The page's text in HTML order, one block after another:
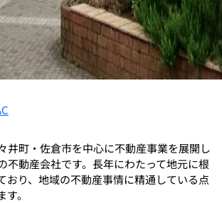
井町・佐倉市を中心に不動産事業を展開し
不動産会社です。長年にわたって地元に根
おり、地域の不動産事情に精通している点
す。